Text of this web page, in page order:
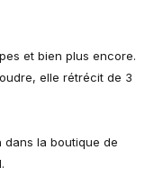
et bien plus encore.
elle rétrécit de 3
dans la boutique de